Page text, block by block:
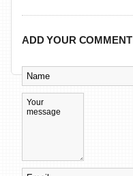
ADD YOUR COMMENT